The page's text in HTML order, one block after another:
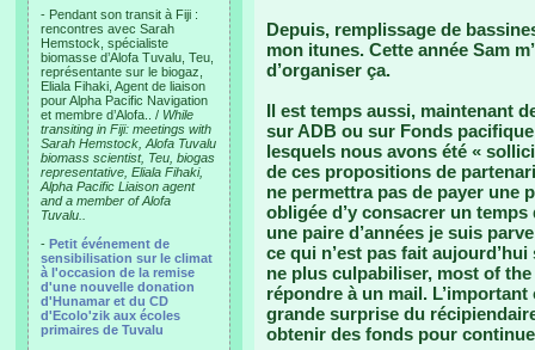
- Pendant son transit à Fiji :
rencontres avec Sarah
Hemstock, spécialiste
biomasse d’Alofa Tuvalu, Teu,
représentante sur le biogaz,
Eliala Fihaki, Agent de liaison
pour Alpha Pacific Navigation
et membre d’Alofa.. / While
transiting in Fiji: meetings with
Sarah Hemstock, Alofa Tuvalu
biomass scientist, Teu, biogas
representative, Eliala Fihaki,
Alpha Pacific Liaison agent
and a member of Alofa
Tuvalu..
- Petit événement de
sensibilisation sur le climat
à l'occasion de la remise
d'une nouvelle donation
d'Hunamar et du CD
d'Ecolo'zik aux écoles
primaires de Tuvalu
Depuis, remplissage de
mon itunes. Cette année Sam
d’organiser ça.
Il est temps aussi, maintenant
sur ADB ou sur Fonds
lesquels nous avons été «
de ces propositions de
ne permettra pas de payer une
obligée d’y consacrer un temps
une paire d’années je suis
ce qui n’est pas fait
ne plus culpabiliser, most of
répondre à un mail.
grande surprise du
obtenir des fonds pour